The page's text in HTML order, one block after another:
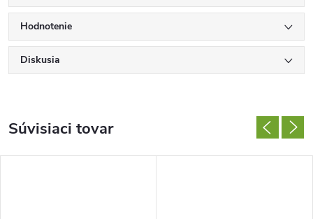
Hodnotenie
Diskusia
Súvisiaci tovar